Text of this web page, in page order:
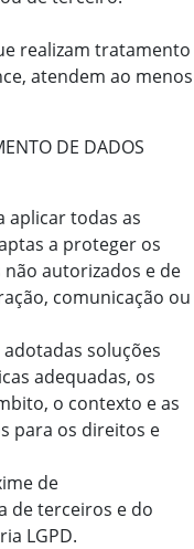
realizam tratamento
atendem ao menos
DE DADOS
aplicar todas as
a proteger os
autorizados e de
comunicação ou
soluções
adequadas, os
o contexto e as
para os direitos e
de
de terceiros e do
LGPD.